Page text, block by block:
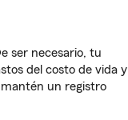
ser necesario, tu
del costo de vida y
un registro